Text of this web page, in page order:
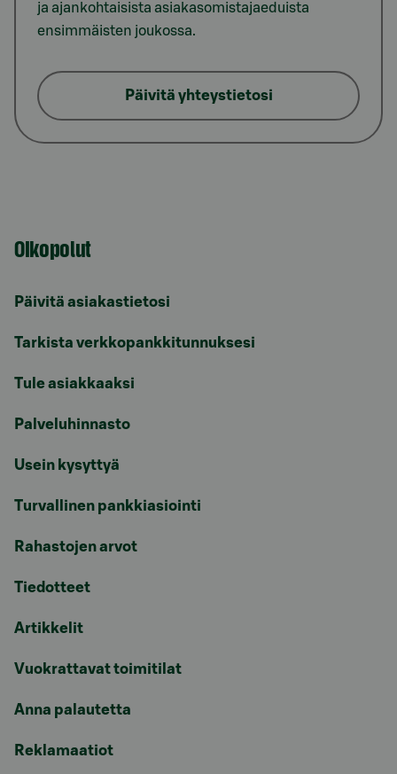
ja ajankohtaisista asiakasomistajaeduista
ensimmäisten joukossa.
Päivitä yhteystietosi
Oikopolut
Päivitä asiakastietosi
Tarkista verkkopankkitunnuksesi
Tule asiakkaaksi
Palveluhinnasto
Usein kysyttyä
Turvallinen pankkiasiointi
Rahastojen arvot
Tiedotteet
Artikkelit
Vuokrattavat toimitilat
Anna palautetta
Reklamaatiot